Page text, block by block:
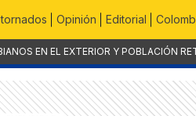
Opinión Editorial
EN EL EXTERIOR Y POBLACIÓN